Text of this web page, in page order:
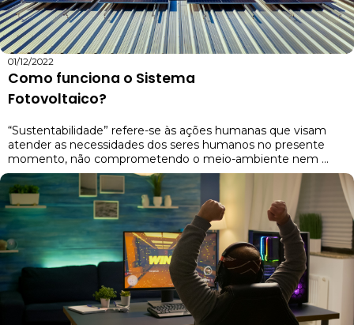
01/12/2022
Como funciona o Sistema
Fotovoltaico?
“Sustentabilidade” refere-se às ações humanas que visam
atender as necessidades dos seres humanos no presente
momento, não comprometendo o meio-ambiente nem ...